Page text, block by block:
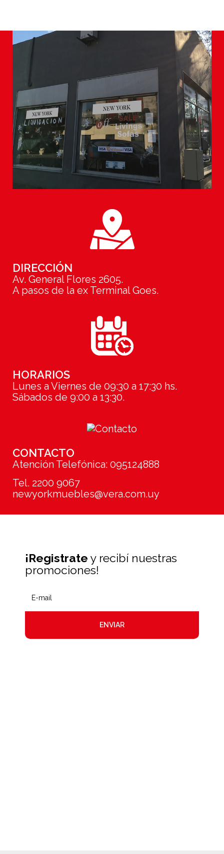
DIRECCIÓN
Av. General Flores 2605.
A pasos de la ex Terminal Goes.
HORARIOS
Lunes a Viernes de 09:30 a 17:30 hs.
Sábados de 9:00 a 13:30.
CONTACTO
Atención Telefónica: 095124888
Tel. 2200 9067
newyorkmuebles@vera.com.uy
¡Registrate y recibí nuestras
promociones!
ENVIAR